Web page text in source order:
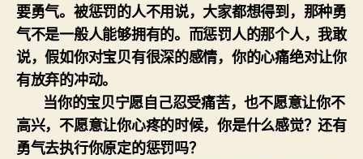
要勇气。被惩罚的人不用说，大家都想得到，那种勇
气不是一般人能够拥有的。而惩罚人的那个人，我敢
说，假如你对宝贝有很深的感情，你的心痛绝对让你
有放弃的冲动。
当你的宝贝宁愿自己忍受痛苦，也不愿意让你不
高兴，不愿意让你心疼的时候，你是什么感觉？还有
勇气去执行你原定的惩罚吗？